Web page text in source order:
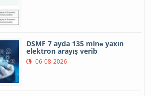
DSMF 7 ayda 135 minə yaxın
elektron arayış verib
06-08-2026